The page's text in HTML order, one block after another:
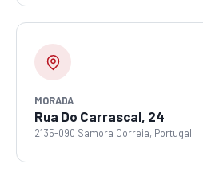
MORADA
Rua Do Carrascal, 24
2135-090 Samora Correia, Portugal